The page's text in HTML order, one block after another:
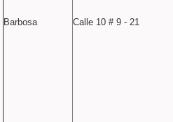
Barbosa Calle 10 # 9 - 21